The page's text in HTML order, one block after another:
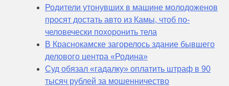
Родители утонувших в машине молодоженов
просят достать авто из Камы, чтоб по-
человечески похоронить тела
В Краснокамске загорелось здание бывшего
делового центра «Родина»
Суд обязал «гадалку» оплатить штраф в 90
тысяч рублей за мошенничество